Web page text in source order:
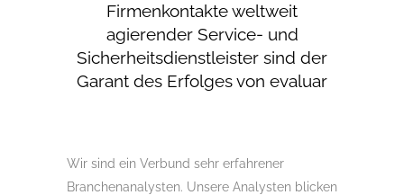
Firmenkontakte weltweit
agierender Service- und
Sicherheitsdienstleister sind der
Garant des Erfolges von evaluar
Wir sind ein Verbund sehr erfahrener
Branchenanalysten. Unsere Analysten blicken